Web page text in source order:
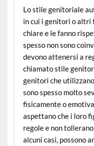
Lo stile genitoriale
in cui i genitori o altri
chiare e le fanno
spesso non sono
devono attenersi a
chiamato stile
genitori che
sono spesso molto
fisicamente o
aspettano che i loro
regole e non
alcuni casi, possono